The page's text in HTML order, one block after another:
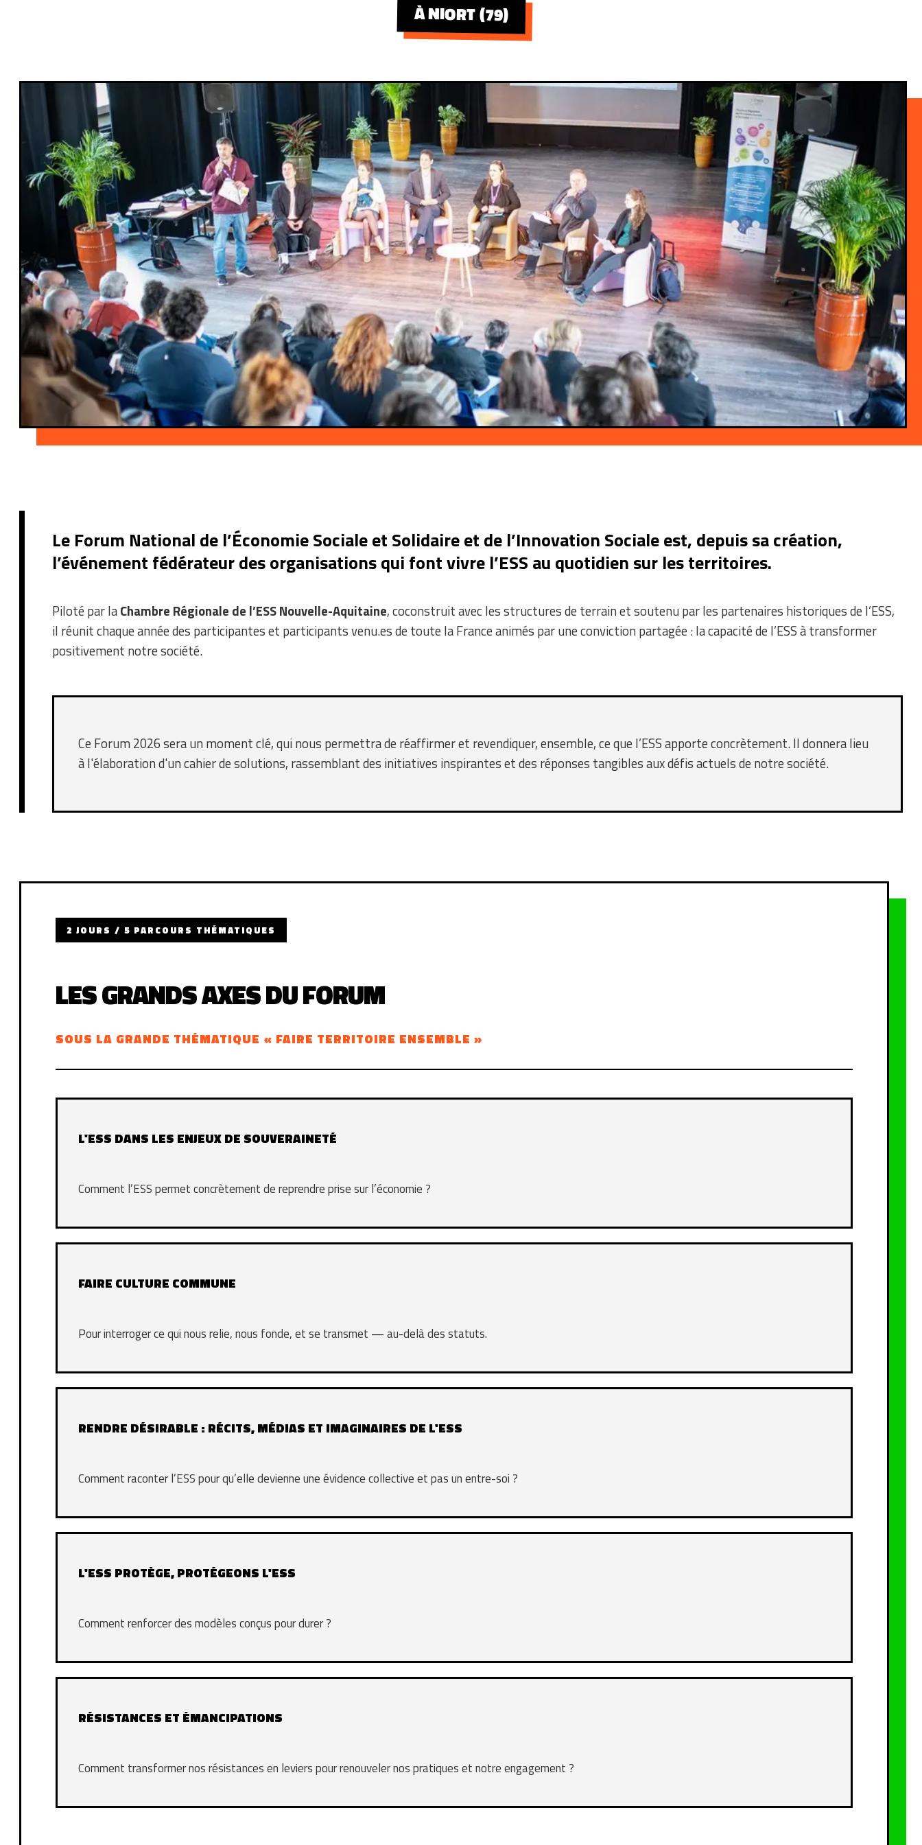
À NIORT (79)
Le Forum National de l’Économie Sociale et Solidaire et de l’Innovation Sociale est, depuis sa création,
l’événement fédérateur des organisations qui font vivre l’ESS au quotidien sur les territoires.
Piloté par laChambre Régionale de l’ESS Nouvelle-Aquitaine, coconstruit avec les structures de terrain et soutenu par les partenaires historiques de l’ESS,
il réunit chaque année des participantes et participants venu.es de toute la France animés par une conviction partagée : la capacité de l’ESS à transformer
positivement notre société.
Ce Forum 2026 sera un moment clé, qui nous permettra de réaffirmer et revendiquer, ensemble, ce que l’ESS apporte concrètement. Il donnera lieu
à l'élaboration d'un cahier de solutions, rassemblant des initiatives inspirantes et des réponses tangibles aux défis actuels de notre société.
2 JOURS / 5 PARCOURS THÉMATIQUES
LES GRANDS AXES DU FORUM
SOUS LA GRANDE THÉMATIQUE « FAIRE TERRITOIRE ENSEMBLE »
L'ESS DANS LES ENJEUX DE SOUVERAINETÉ
Comment l’ESS permet concrètement de reprendre prise sur l’économie ?
FAIRE CULTURE COMMUNE
Pour interroger ce qui nous relie, nous fonde, et se transmet — au-delà des statuts.
RENDRE DÉSIRABLE : RÉCITS, MÉDIAS ET IMAGINAIRES DE L'ESS
Comment raconter l’ESS pour qu’elle devienne une évidence collective et pas un entre-soi ?
L'ESS PROTÈGE, PROTÉGEONS L'ESS
Comment renforcer des modèles conçus pour durer ?
RÉSISTANCES ET ÉMANCIPATIONS
Comment transformer nos résistances en leviers pour renouveler nos pratiques et notre engagement ?